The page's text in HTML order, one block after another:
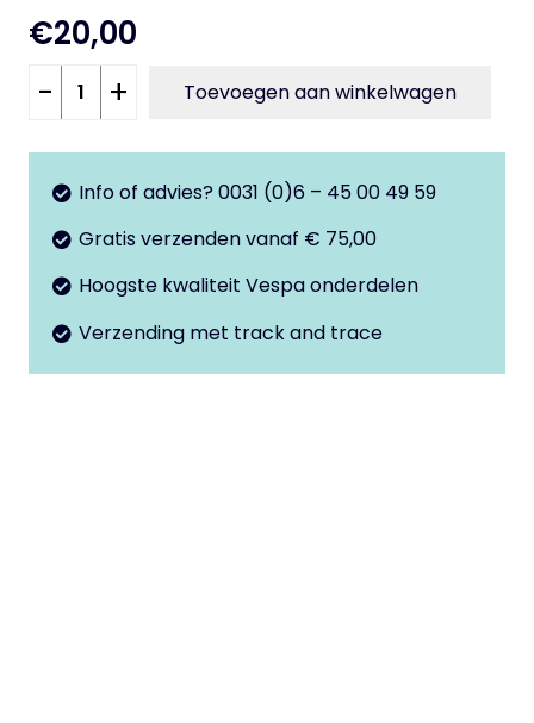
€20,00
Lakstift
8ml
Bruin
Marrone
Toscana
aantal
- + Toevoegen aan winkelwagen
Info of advies? 0031 (0)6 – 45 00 49 59
Gratis verzenden vanaf € 75,00
Hoogste kwaliteit Vespa onderdelen
Verzending met track and trace